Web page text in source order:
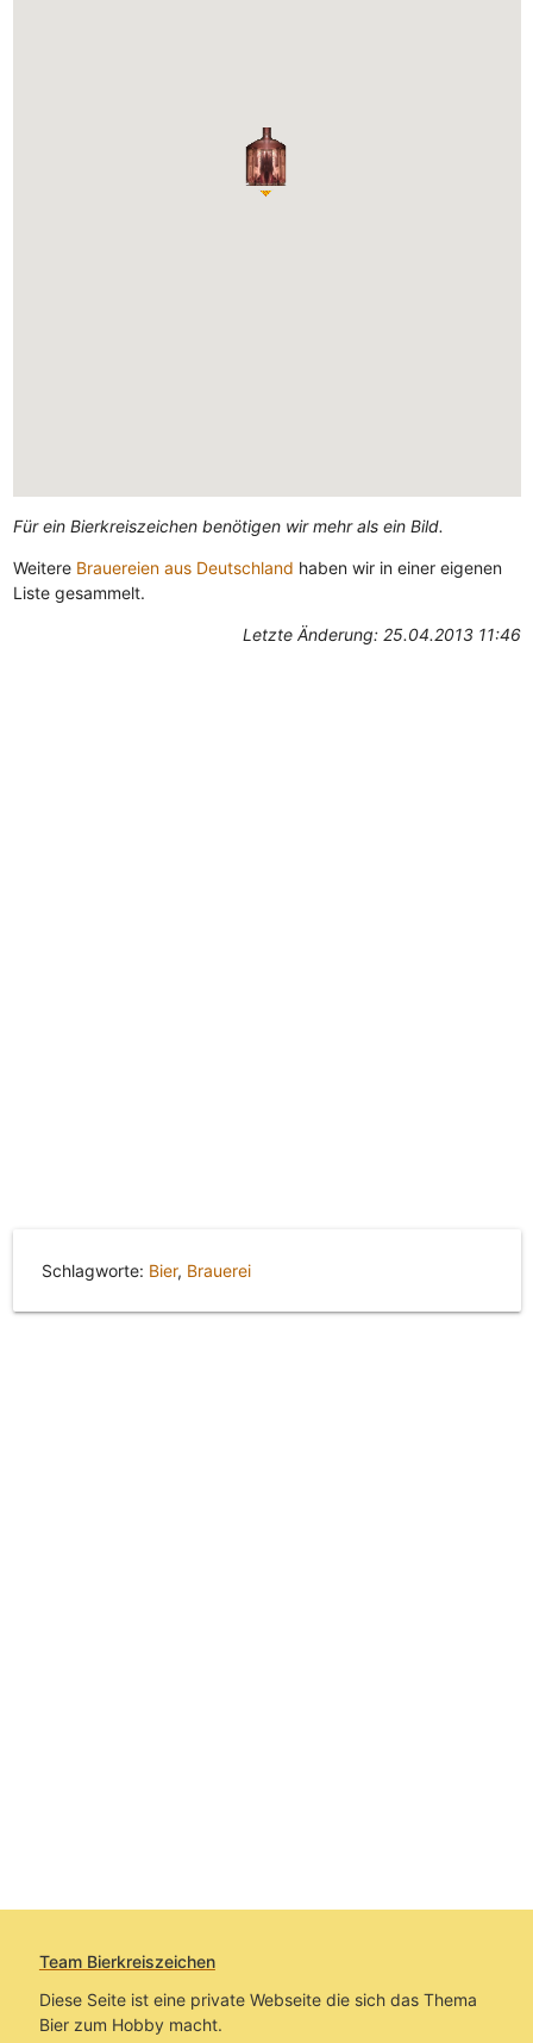
Für ein Bierkreiszeichen benötigen wir mehr als ein Bild.
Weitere Brauereien aus Deutschland haben wir in einer eigenen
Liste gesammelt.
Letzte Änderung: 25.04.2013 11:46
Schlagworte: Bier, Brauerei
Team Bierkreiszeichen
Diese Seite ist eine private Webseite die sich das Thema
Bier zum Hobby macht.